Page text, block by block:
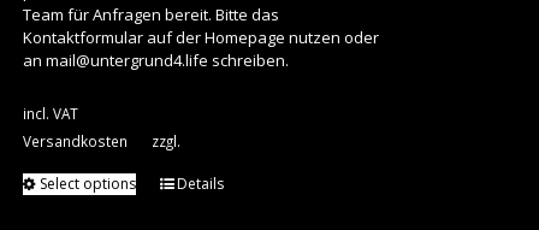
Team für Anfragen bereit. Bitte das
Kontaktformular auf der Homepage nutzen oder
an mail@untergrund4.life schreiben.
incl. VAT
zzgl.
Versandkosten
Select options Details